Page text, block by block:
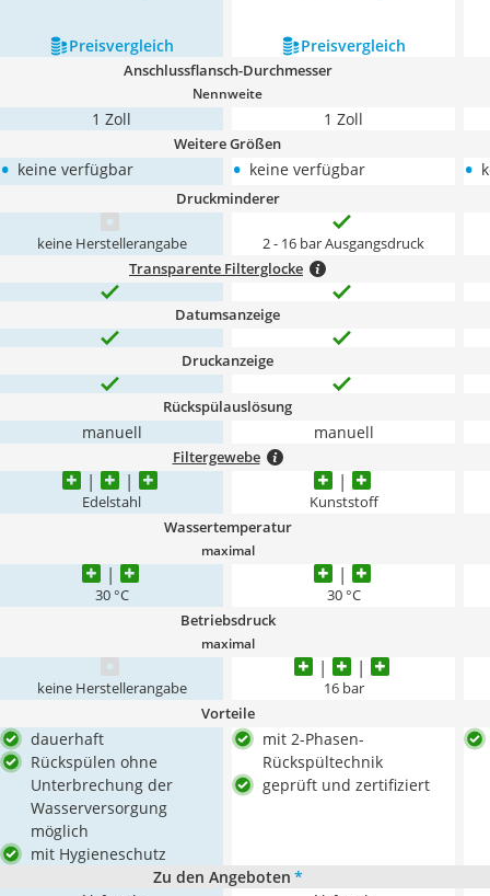
Preis­vergleich Preis­vergleich
Anschlussflansch-Durchmesser
Nennweite
1 Zoll 1 Zoll
Weitere Größen
• keine verfügbar • keine verfügbar •
Druckminderer
keine Herstellerangabe 2 - 16 bar Ausgangsdruck
Transparente Filterglocke
Datumsanzeige
Druckanzeige
Rückspülauslösung
manuell manuell
Filtergewebe
Edelstahl Kunststoff
Wassertemperatur
maximal
30 °C 30 °C
Betriebsdruck
maximal
keine Herstellerangabe 16 bar
Vorteile
dauerhaft
Rückspülen ohne
Unterbrechung der
Wasserversorgung
möglich
mit Hygieneschutz
mit 2-Phasen-
Rückspültechnik
geprüft und zertifiziert
Zu den Angeboten *